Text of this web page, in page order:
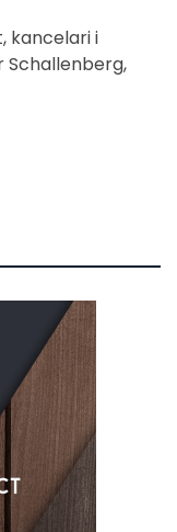
kancelari i
Schallenberg,